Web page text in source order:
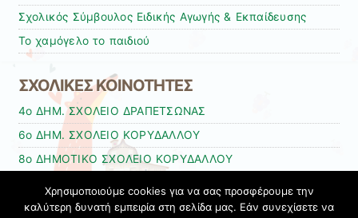
Σχολικός Σύμβουλος Ειδικής Αγωγής & Εκπαίδευσης
Το χαμόγελο το παιδιού
ΣΧΟΛΙΚΕΣ ΚΟΙΝΟΤΗΤΕΣ
4ο ΔΗΜ. ΣΧΟΛΕΙΟ ΔΡΑΠΕΤΣΩΝΑΣ
6ο ΔΗΜ. ΣΧΟΛΕΙΟ ΚΟΡΥΔΑΛΛΟΥ
8ο ΔΗΜΟΤΙΚΟ ΣΧΟΛΕΙΟ ΚΟΡΥΔΑΛΛΟΥ
ΚΑΘΕ ΜΕΡΑ ΣΤΗ ΔΕΥΤΕΡΑ
Χρησιμοποιούμε cookies για να σας προσφέρουμε την
καλύτερη δυνατή εμπειρία στη σελίδα μας. Εάν συνεχίσετε να